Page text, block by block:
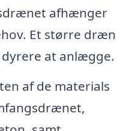
afhænger
Et større dræn
at anlægge.
af de materials